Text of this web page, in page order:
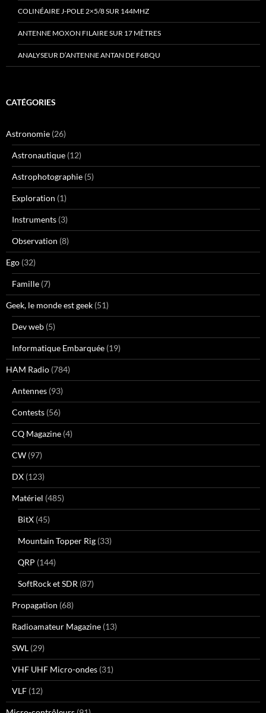
COLINÉAIRE J-POLE 2×5/8 SUR 144MHZ
ANTENNE MOXON FILAIRE SUR 17 MÈTRES
ANALYSEUR D’ANTENNE ANTAN DE F6BQU
CATÉGORIES
Astronomie (26)
Astronautique (12)
Astrophotographie (5)
Exploration (1)
Instruments (3)
Observation (8)
Ego (32)
Famille (7)
Geek, le monde est geek (51)
Dev web (5)
Informatique Embarquée (19)
HAM Radio (784)
Antennes (93)
Contests (56)
CQ Magazine (4)
CW (97)
DX (123)
Matériel (485)
BitX (45)
Mountain Topper Rig (33)
QRP (144)
SoftRock et SDR (87)
Propagation (68)
Radioamateur Magazine (13)
SWL (29)
VHF UHF Micro-ondes (31)
VLF (12)